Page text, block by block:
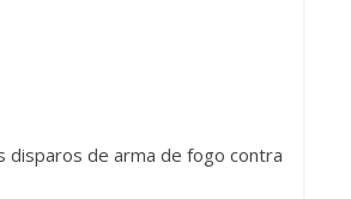
disparos de arma de fogo contra